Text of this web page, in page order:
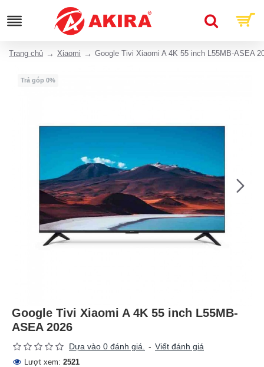
Trang chủ Xiaomi Google Tivi Xiaomi A 4K 55 inch L55MB-ASEA
Trả góp 0%
Google Tivi Xiaomi A 4K 55 inch L55MB-
ASEA 2026
Dựa vào 0 đánh giá. - Viết đánh giá
Lượt xem: 2521